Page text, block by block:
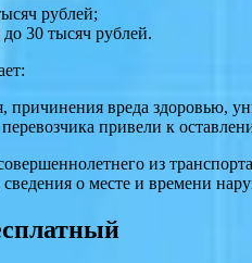
рублей;
30 тысяч рублей.
причинения вреда здоровью,
перевозчика привели к
из
о месте и времени